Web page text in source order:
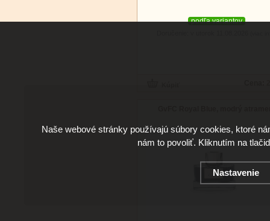
podľa variantov
Naše webové stránky používajú súbory cookies, ktoré
nám to povoliť. Kliknutím na
Nastavenie